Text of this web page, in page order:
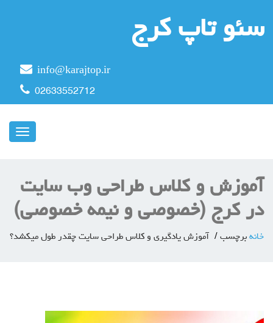
سئو تاپ کرج
info@karajtop.ir
02633552712
ناوبری
آموزش و کلاس طراحی وب سایت
در کرج (خصوصی و نیمه خصوصی)
خانه برچسب آموزش یادگیری و کلاس طراحی سایت چقدر طول میکشد؟